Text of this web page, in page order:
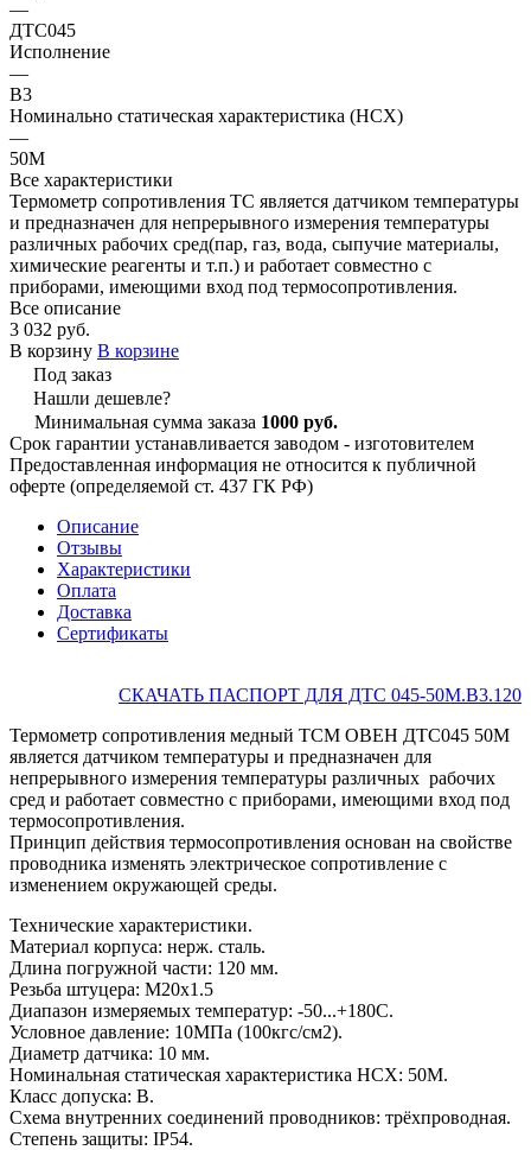
—
ДТС045
Исполнение
—
В3
Номинально статическая характеристика (НСХ)
—
50М
Все характеристики
Термометр сопротивления ТС является датчиком температуры
и предназначен для непрерывного измерения температуры
различных рабочих сред(пар, газ, вода, сыпучие материалы,
химические реагенты и т.п.) и работает совместно с
приборами, имеющими вход под термосопротивления.
Все описание
3 032 руб.
В корзину В корзине
Под заказ
Нашли дешевле?
Минимальная сумма заказа 1000 руб.
Срок гарантии устанавливается заводом - изготовителем
Предоставленная информация не относится к публичной
оферте (определяемой ст. 437 ГК РФ)
Описание
Отзывы
Характеристики
Оплата
Доставка
Сертификаты
СКАЧАТЬ ПАСПОРТ ДЛЯ ДТС 045-50М.В3.120
Термометр сопротивления медный ТСМ ОВЕН ДТС045 50М
является датчиком температуры и предназначен для
непрерывного измерения температуры различных рабочих
сред и работает совместно с приборами, имеющими вход под
термосопротивления.
Принцип действия термосопротивления основан на свойстве
проводника изменять электрическое сопротивление с
изменением окружающей среды.
Технические характеристики.
Материал корпуса: нерж. сталь.
Длина погружной части: 120 мм.
Резьба штуцера: М20х1.5
Диапазон измеряемых температур: -50...+180С.
Условное давление: 10МПа (100кгс/см2).
Диаметр датчика: 10 мм.
Номинальная статическая характеристика НСХ: 50М.
Класс допуска: В.
Схема внутренних соединений проводников: трёхпроводная.
Степень защиты: IP54.